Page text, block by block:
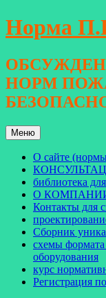
Перейти
к
Норма
НОРМ
Меню
О сайте
библиотека
О
Контакты для
Сборник
схемы
оборудования
курс
Регистрация